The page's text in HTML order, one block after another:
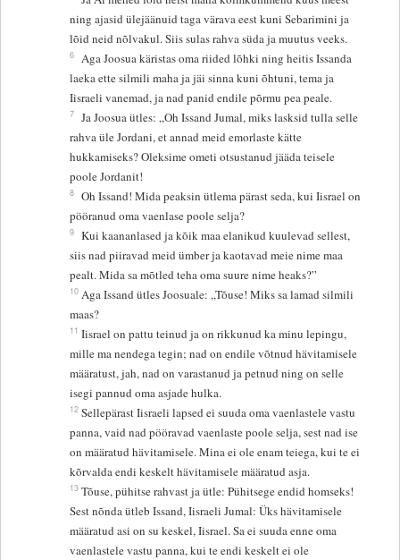
ning ajasid ülejäänuid taga värava eest kuni Sebarimini ja
lõid neid nõlvakul. Siis sulas rahva süda ja muutus veeks.
6 Aga Joosua käristas oma riided lõhki ning heitis Issanda
laeka ette silmili maha ja jäi sinna kuni õhtuni, tema ja
Iisraeli vanemad, ja nad panid endile põrmu pea peale.
7 Ja Joosua ütles: „Oh Issand Jumal, miks lasksid tulla selle
rahva üle Jordani, et annad meid emorlaste kätte
hukkamiseks? Oleksime ometi otsustanud jääda teisele
poole Jordanit!
8 Oh Issand! Mida peaksin ütlema pärast seda, kui Iisrael on
pööranud oma vaenlase poole selja?
9 Kui kaananlased ja kõik maa elanikud kuulevad sellest,
siis nad piiravad meid ümber ja kaotavad meie nime maa
pealt. Mida sa mõtled teha oma suure nime heaks?”
10 Aga Issand ütles Joosuale: „Tõuse! Miks sa lamad silmili
maas?
11 Iisrael on pattu teinud ja on rikkunud ka minu lepingu,
mille ma nendega tegin; nad on endile võtnud hävitamisele
määratust, jah, nad on varastanud ja petnud ning on selle
isegi pannud oma asjade hulka.
12 Sellepärast Iisraeli lapsed ei suuda oma vaenlastele vastu
panna, vaid nad pööravad vaenlaste poole selja, sest nad ise
on määratud hävitamisele. Mina ei ole enam teiega, kui te ei
kõrvalda endi keskelt hävitamisele määratud asja.
13 Tõuse, pühitse rahvast ja ütle: Pühitsege endid homseks!
Sest nõnda ütleb Issand, Iisraeli Jumal: Üks hävitamisele
määratud asi on su keskel, Iisrael. Sa ei suuda enne oma
vaenlastele vastu panna, kui te endi keskelt ei ole